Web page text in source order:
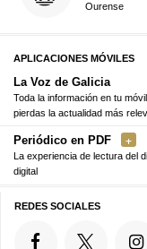
Ourense
APLICACIONES MÓVILES
La Voz de Galicia
Toda la información en tu
pierdas la actualidad más
Periódico en PDF
La experiencia de lectura del
digital
REDES SOCIALES